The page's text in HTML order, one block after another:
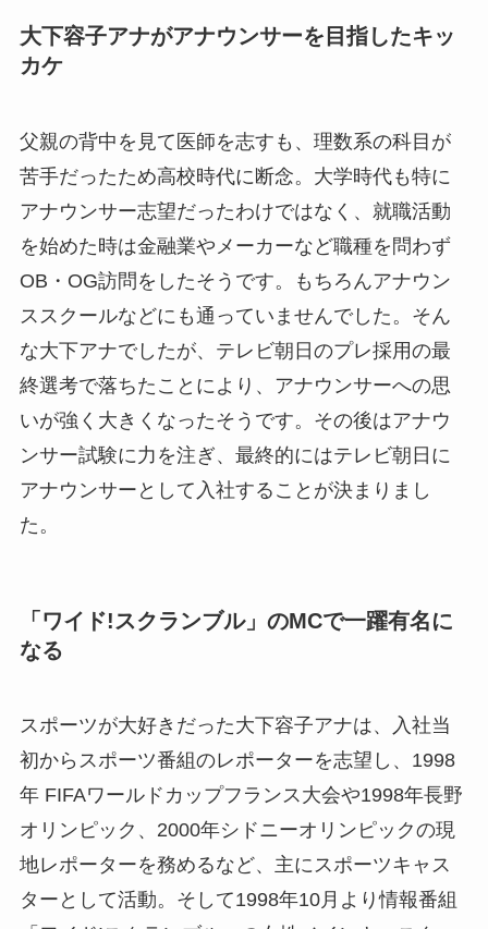
大下容子アナがアナウンサーを目指したキッ
カケ
父親の背中を見て医師を志すも、理数系の科目が
苦手だったため高校時代に断念。大学時代も特に
アナウンサー志望だったわけではなく、就職活動
を始めた時は金融業やメーカーなど職種を問わず
OB・OG訪問をしたそうです。もちろんアナウン
ススクールなどにも通っていませんでした。そん
な大下アナでしたが、テレビ朝日のプレ採用の最
終選考で落ちたことにより、アナウンサーへの思
いが強く大きくなったそうです。その後はアナウ
ンサー試験に力を注ぎ、最終的にはテレビ朝日に
アナウンサーとして入社することが決まりまし
た。
「ワイド!スクランブル」のMCで一躍有名に
なる
スポーツが大好きだった大下容子アナは、入社当
初からスポーツ番組のレポーターを志望し、1998
年 FIFAワールドカップフランス大会や1998年長野
オリンピック、2000年シドニーオリンピックの現
地レポーターを務めるなど、主にスポーツキャス
ターとして活動。そして1998年10月より情報番組